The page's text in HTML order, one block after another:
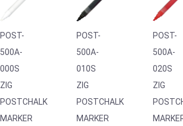
POST-
500A-
000S
ZIG
POSTCHALK
MARKER
POST-
500A-
010S
ZIG
POSTCHALK
MARKER
POST-
500A-
020S
ZIG